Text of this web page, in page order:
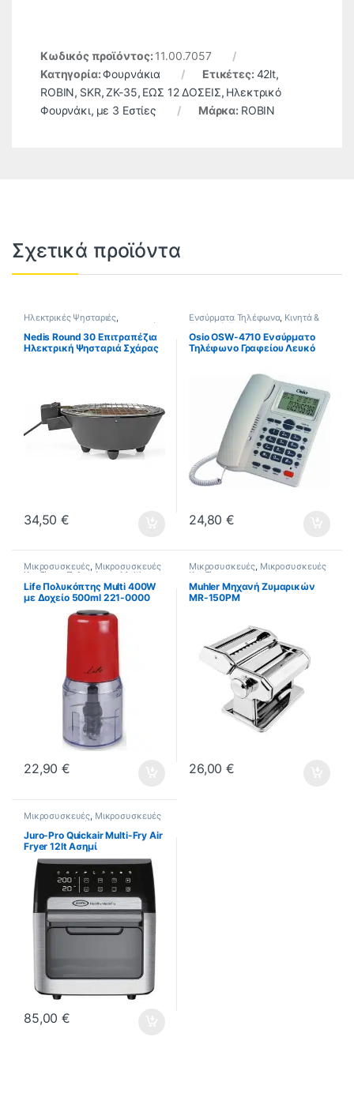
Κωδικός προϊόντος: 11.00.7057
Κατηγορία:Φουρνάκια Ετικέτες: 42lt,
ROBIN, SKR,ZK-35, ΕΩΣ 12 ΔΟΣΕΙΣ, Ηλεκτρικό
Φουρνάκι, με 3 Εστίες Μάρκα: ROBIN
Σχετικά προϊόντα
Ηλεκτρικές Ψησταριές,
Μικροσυσκευές Μικροσυσκευές
Κουζίνας
Nedis Round 30 Επιτραπέζια
Ηλεκτρική Ψησταριά Σχάρας
34,50€
Ενσύρματα Τηλέφωνα, Κινητά &
Πλοηγοί Τηλέφωνα
Osio OSW-4710 Ενσύρματο
Τηλέφωνο Γραφείου Λευκό
24,80€
Μικροσυσκευές, Μικροσυσκευές
Κουζίνας Πολυκόπτες Multi
Life Πολυκόπτης Multi 400W
με Δοχείο 500ml 221-0000
22,90€
Μικροσυσκευές, Μικροσυσκευές
Κουζίνας
Muhler Μηχανή Ζυμαρικών
MR-150PM
26,00€
Μικροσυσκευές, Μικροσυσκευές
Κουζίνας Φριτέζες
Juro-Pro Quickair Multi-Fry Air
Fryer 12lt Ασημί
85,00€